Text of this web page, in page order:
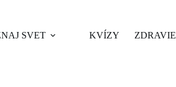
SVET KVÍZY ZDRAVIE